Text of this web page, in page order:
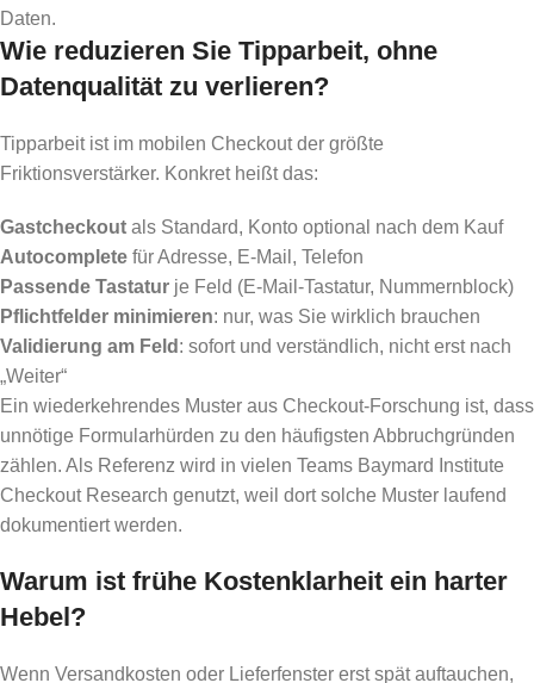
Daten.
Wie reduzieren Sie Tipparbeit, ohne
Datenqualität zu verlieren?
Tipparbeit ist im mobilen Checkout der größte
Friktionsverstärker. Konkret heißt das:
Gastcheckout als Standard, Konto optional nach dem Kauf
Autocomplete für Adresse, E-Mail, Telefon
Passende Tastatur je Feld (E-Mail-Tastatur, Nummernblock)
Pflichtfelder minimieren: nur, was Sie wirklich brauchen
Validierung am Feld : sofort und verständlich, nicht erst nach
„Weiter“
Ein wiederkehrendes Muster aus Checkout-Forschung ist, dass
unnötige Formularhürden zu den häufigsten Abbruchgründen
zählen. Als Referenz wird in vielen Teams Baymard Institute
Checkout Research genutzt, weil dort solche Muster laufend
dokumentiert werden.
Warum ist frühe Kostenklarheit ein harter
Hebel?
Wenn Versandkosten oder Lieferfenster erst spät auftauchen,